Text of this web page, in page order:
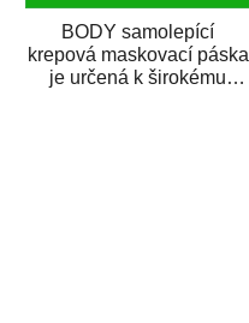
BODY samolepící
krepová maskovací páska
je určená k širokému